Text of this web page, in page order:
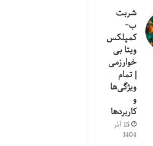
شربت
ب-
کمپلکس
ویتا بی
خوارزمی
| تمام
ویژگی‌ها
و
کاربردها
15 آذر
1404